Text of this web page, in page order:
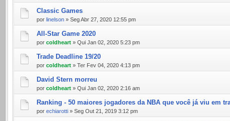
Classic Games
por linelson » Seg Abr 27, 2020 12:55 pm
All-Star Game 2020
por coldheart » Qui Jan 02, 2020 5:23 pm
Trade Deadline 19/20
por coldheart » Ter Fev 04, 2020 4:13 pm
David Stern morreu
por coldheart » Qui Jan 02, 2020 2:16 am
Ranking - 50 maiores jogadores da NBA que você já viu em
por echiarotti » Seg Out 21, 2019 3:12 pm